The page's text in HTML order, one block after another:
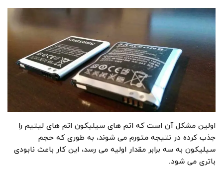
اولین مشکل آن است که اتم های سیلیکون اتم های لیتیم را
جذب کرده در نتیجه متورم می شوند، به طوری که حجم
سیلیکون به سه برابر مقدار اولیه می رسد، این کار باعث نابودی
باتری می شود.